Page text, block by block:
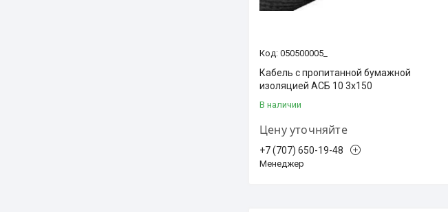
050500005_
Кабель с пропитанной бумажной
изоляцией АСБ 10 3х150
В наличии
Цену уточняйте
+7 (707) 650-19-48
Менеджер